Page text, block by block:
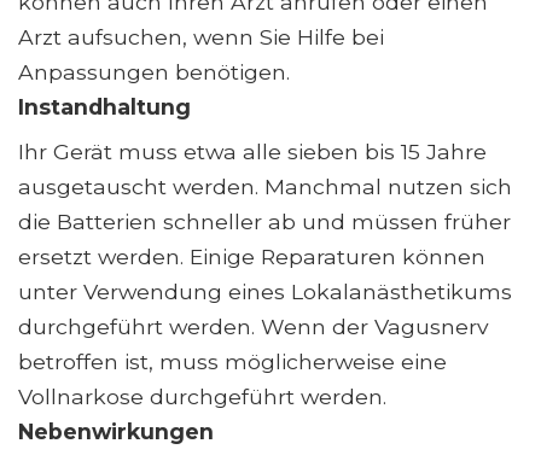
Arzt aufsuchen, wenn Sie Hilfe bei
Anpassungen benötigen.
Instandhaltung
Ihr Gerät muss etwa alle sieben bis 15 Jahre
ausgetauscht werden. Manchmal nutzen sich
die Batterien schneller ab und müssen früher
ersetzt werden. Einige Reparaturen können
unter Verwendung eines Lokalanästhetikums
durchgeführt werden. Wenn der Vagusnerv
betroffen ist, muss möglicherweise eine
Vollnarkose durchgeführt werden.
Nebenwirkungen